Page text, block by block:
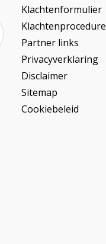
Klachtenformulier
Klachtenprocedure
Partner links
Privacyverklaring
Disclaimer
Sitemap
Cookiebeleid